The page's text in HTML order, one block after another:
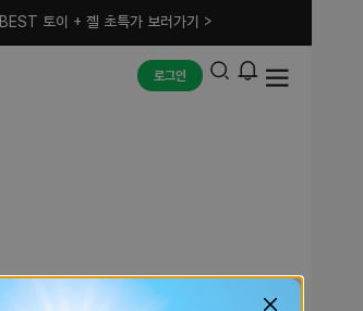
BEST 토이 + 젤 초특가 보러가기 >
로그인